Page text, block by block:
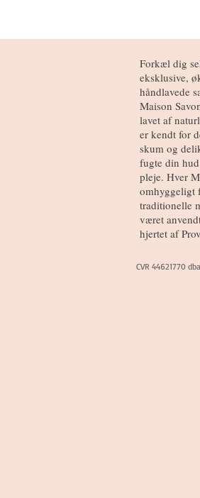
Forkæl dig
eksklusive,
håndlavede
Maison
lavet af
er kendt for
skum og
fugte din
pleje. Hver
omhyggeligt
traditionelle
været
hjertet af
CVR 44621770